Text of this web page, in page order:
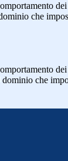
che
che